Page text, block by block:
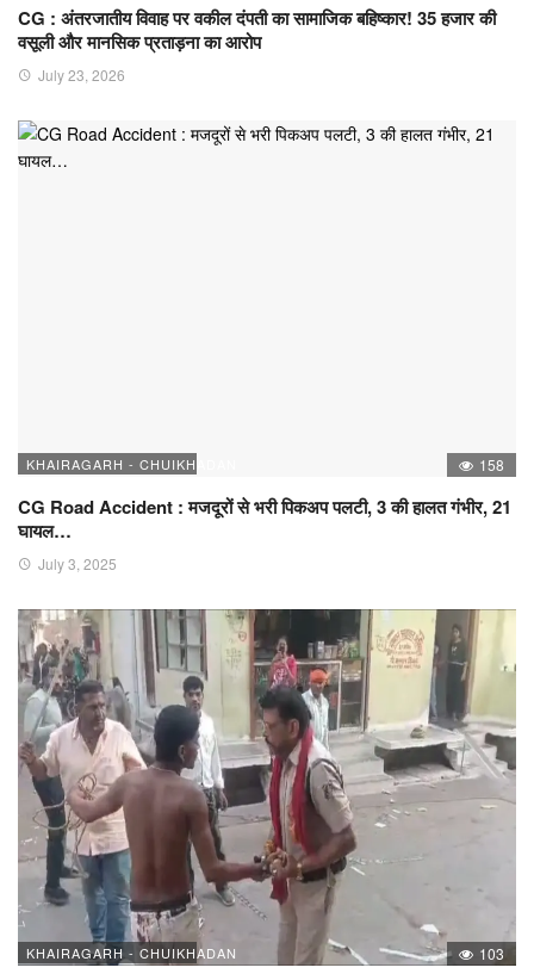
CG : अंतरजातीय विवाह पर वकील दंपती का सामाजिक बहिष्कार! 35 हजार की
वसूली और मानसिक प्रताड़ना का आरोप
July 23, 2026
KHAIRAGARH - CHUIKHADAN 158
CG Road Accident : मजदूरों से भरी पिकअप पलटी, 3 की हालत गंभीर, 21
घायल…
July 3, 2025
KHAIRAGARH - CHUIKHADAN 103